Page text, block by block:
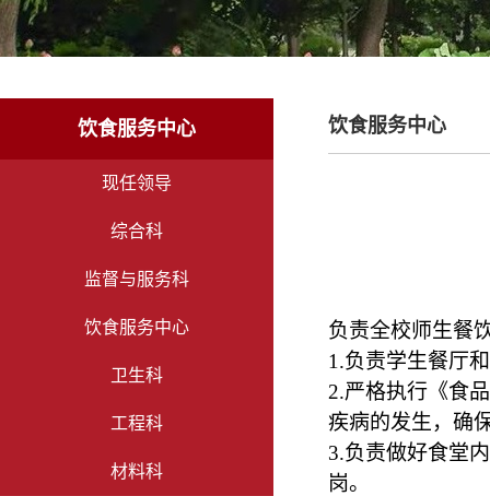
饮食服务中心
现任领导
综合科
监督与服务科
饮食服务中心
卫生科
工程科
材料科
饮食服务中心
负责全校师生餐
1.负责学生餐厅
2.严格执行《食
疾病的发生，确
3.负责做好食堂
岗。